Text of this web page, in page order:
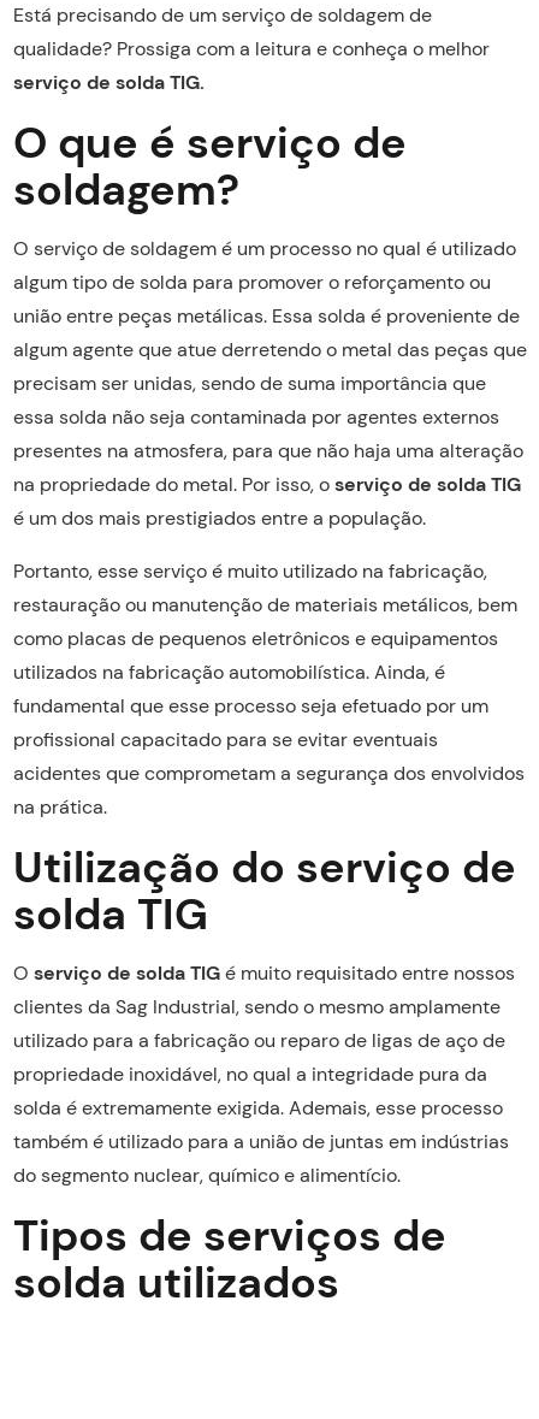
Está precisando de um serviço de soldagem de
qualidade? Prossiga com a leitura e conheça o melhor
serviço de solda TIG.
O que é serviço de
soldagem?
O serviço de soldagem é um processo no qual é utilizado
algum tipo de solda para promover o reforçamento ou
união entre peças metálicas. Essa solda é proveniente de
algum agente que atue derretendo o metal das peças que
precisam ser unidas, sendo de suma importância que
essa solda não seja contaminada por agentes externos
presentes na atmosfera, para que não haja uma alteração
na propriedade do metal. Por isso, oserviço de solda TIG
é um dos mais prestigiados entre a população.
Portanto, esse serviço é muito utilizado na fabricação,
restauração ou manutenção de materiais metálicos, bem
como placas de pequenos eletrônicos e equipamentos
utilizados na fabricação automobilística. Ainda, é
fundamental que esse processo seja efetuado por um
profissional capacitado para se evitar eventuais
acidentes que comprometam a segurança dos envolvidos
na prática.
Utilização do serviço de
solda TIG
O serviço de solda TIGé muito requisitado entre nossos
clientes da Sag Industrial, sendo o mesmo amplamente
utilizado para a fabricação ou reparo de ligas de aço de
propriedade inoxidável, no qual a integridade pura da
solda é extremamente exigida. Ademais, esse processo
também é utilizado para a união de juntas em indústrias
do segmento nuclear, químico e alimentício.
Tipos de serviços de
solda utilizados